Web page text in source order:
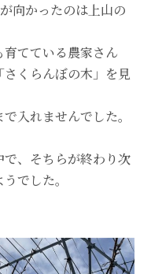
向かったのは上山の
てている農家さん
くらんぼの木」を見
入れませんでした。
、そちらが終わり次
でした。